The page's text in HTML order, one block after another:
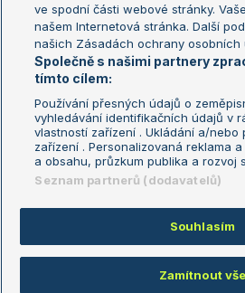
Fotbalové přestupy
Livesport Daily
LS Prague Open
Podmínky užití
GDPR a žurnalistika
Reklama
Kontakt
údajů
Copyright © 2008-2026 TenisPortal.cz.
ve spodní části webové stránky.
našem Internetová stránka. Další
našich Zásadách ochrany osobních
Společně s našimi partnery
tímto cílem:
Používání přesných údajů o
vyhledávání identifikačních údajů v
vlastností zařízení . Ukládání a/nebo
zařízení . Personalizovaná reklama
a obsahu, průzkum publika a rozvoj
Seznam partnerů (dodavatelů)
Souhlasím
Zamítnout vše